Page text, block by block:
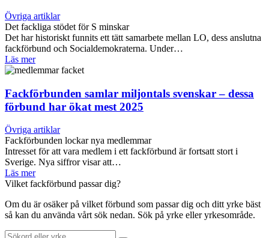
Övriga artiklar
Det fackliga stödet för S minskar
Det har historiskt funnits ett tätt samarbete mellan LO, dess anslutna
fackförbund och Socialdemokraterna. Under…
Läs mer
Fackförbunden samlar miljontals svenskar – dessa
förbund har ökat mest 2025
Övriga artiklar
Fackförbunden lockar nya medlemmar
Intresset för att vara medlem i ett fackförbund är fortsatt stort i
Sverige. Nya siffror visar att…
Läs mer
Vilket fackförbund passar dig?
Om du är osäker på vilket förbund som passar dig och ditt yrke bäst
så kan du använda vårt sök nedan. Sök på yrke eller yrkesområde.